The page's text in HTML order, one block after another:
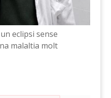
eclipsi sense
malaltia molt